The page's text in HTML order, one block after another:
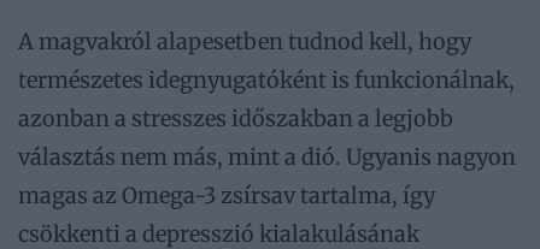
A magvakról alapesetben tudnod kell, hogy
természetes idegnyugatóként is funkcionálnak,
azonban a stresszes időszakban a legjobb
választás nem más, mint a dió. Ugyanis nagyon
magas az Omega-3 zsírsav tartalma, így
csökkenti a depresszió kialakulásának